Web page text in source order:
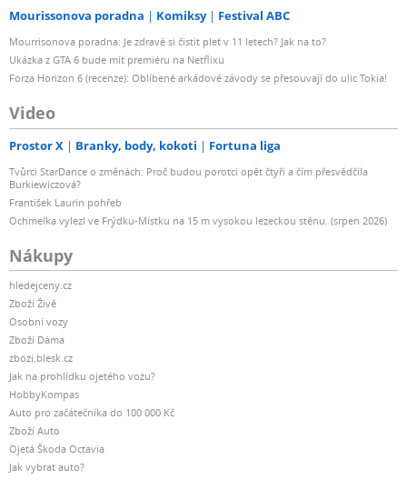
Mourissonova poradna Komiksy Festival ABC
Mourrisonova poradna: Je zdravé si čistit pleť v 11 letech? Jak na to?
Ukázka z GTA 6 bude mít premiéru na Netflixu
Forza Horizon 6 (recenze): Oblíbené arkádové závody se přesouvají do ulic Tokia!
Video
Prostor X Branky, body, kokoti Fortuna liga
Tvůrci StarDance o změnách: Proč budou porotci opět čtyři a čím přesvědčila
Burkiewiczová?
František Laurin pohřeb
Ochmelka vylezl ve Frýdku-Místku na 15 m vysokou lezeckou stěnu. (srpen 2026)
Nákupy
hledejceny.cz
Zboží Živě
Osobní vozy
Zboží Dáma
zbozi.blesk.cz
Jak na prohlídku ojetého vozu?
HobbyKompas
Auto pro začátečníka do 100 000 Kč
Zboží Auto
Ojetá Škoda Octavia
Jak vybrat auto?